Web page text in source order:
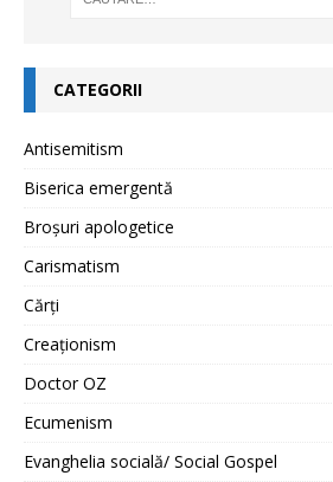
CATEGORII
Antisemitism
Biserica emergentă
Broșuri apologetice
Carismatism
Cărți
Creaționism
Doctor OZ
Ecumenism
Evanghelia socială/ Social Gospel